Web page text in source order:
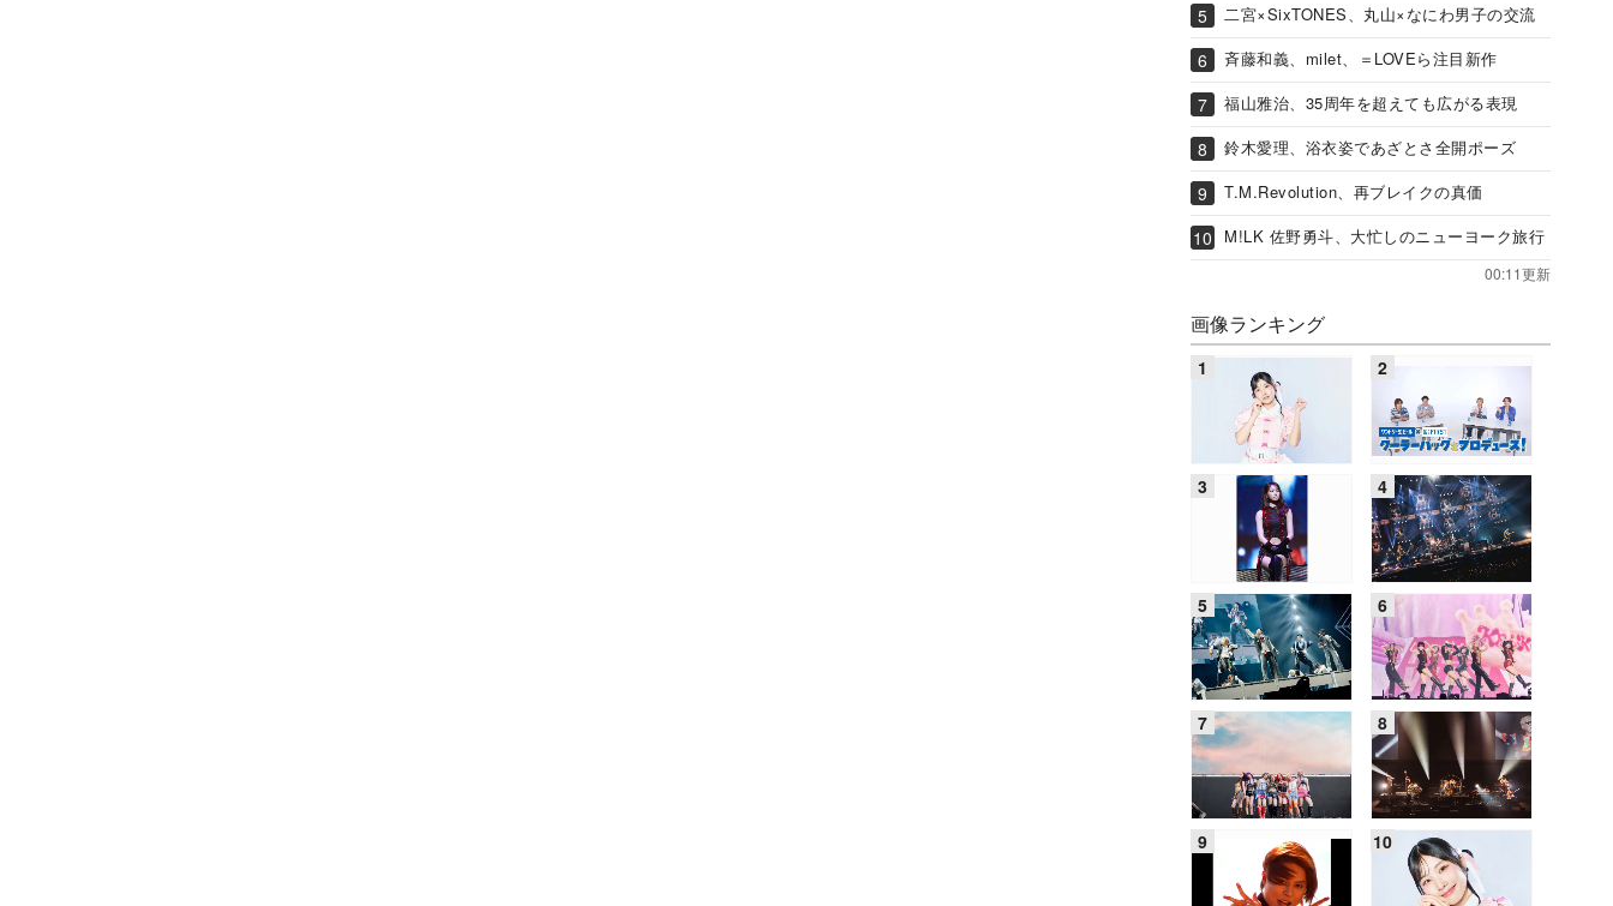
二宮×SixTONES、丸山×なにわ男子の交流
斉藤和義、milet、＝LOVEら注目新作
福山雅治、35周年を超えても広がる表現
鈴木愛理、浴衣姿であざとさ全開ポーズ
T.M.Revolution、再ブレイクの真価
M!LK 佐野勇斗、大忙しのニューヨーク旅行
00:11更新
画像ランキング